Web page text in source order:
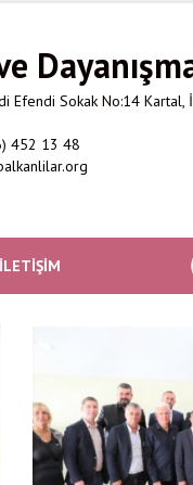
Efendi Sokak No:14 Kartal,
452 13 48
İLETIŞIM